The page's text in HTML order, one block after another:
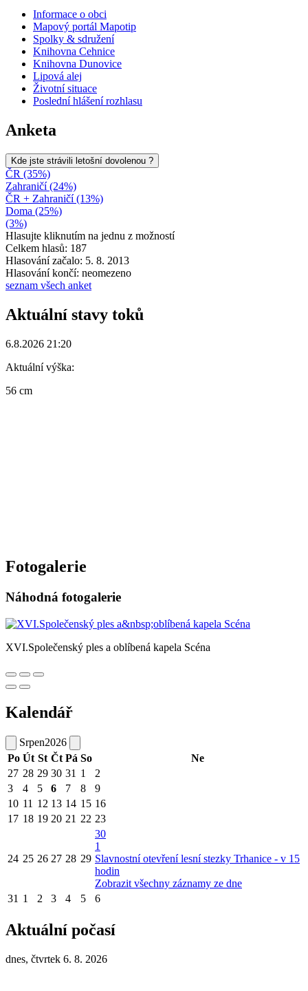
Informace o obci
Mapový portál Mapotip
Spolky & sdružení
Knihovna Cehnice
Knihovna Dunovice
Lipová alej
Životní situace
Poslední hlášení rozhlasu
Anketa
Kde jste strávili letošní dovolenou ?
ČR (35%)
Zahraničí (24%)
ČR + Zahraničí (13%)
Doma (25%)
(3%)
Hlasujte kliknutím na jednu z možností
Celkem hlasů: 187
Hlasování začalo: 5. 8. 2013
Hlasování končí: neomezeno
seznam všech anket
Aktuální stavy toků
6.8.2026 21:20
Aktuální výška:
56 cm
Fotogalerie
Náhodná fotogalerie
XVI.Společenský ples a oblíbená kapela Scéna
Kalendář
Srpen2026
Po Út St Čt Pá So
Ne
27 28 29 30 31 1
2
3
4 5 6 7 8
9
10 11 12 13 14 15 16
17 18 19 20 21 22 23
24 25 26 27 28 29
30
1
Slavnostní otevření lesní stezky Trhanice - v 15
hodin
Zobrazit všechny záznamy ze dne
31 1 2 3 4 5 6
Aktuální počasí
dnes, čtvrtek 6. 8. 2026